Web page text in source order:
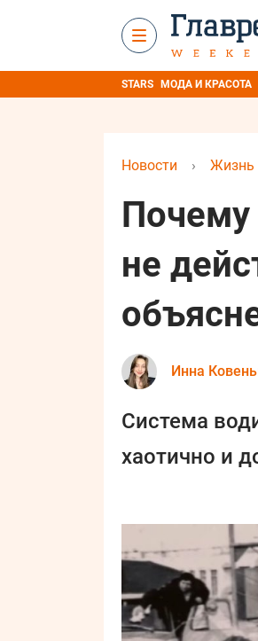
STARS МОДА И КРАСОТА
Новости › Жизнь
Почему
не
Инна
Система
хаотично и